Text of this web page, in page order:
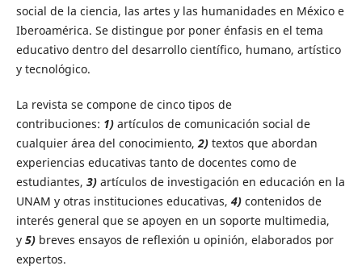
social de la ciencia, las artes y las humanidades en México e
Iberoamérica. Se distingue por poner énfasis en el tema
educativo dentro del desarrollo científico, humano, artístico
y tecnológico.
La revista se compone de cinco tipos de
contribuciones: 1)artículos de comunicación social de
cualquier área del conocimiento,2)textos que abordan
experiencias educativas tanto de docentes como de
estudiantes, 3)artículos de investigación en educación en la
UNAM y otras instituciones educativas, 4)contenidos de
interés general que se apoyen en un soporte multimedia,
y 5)breves ensayos de reflexión u opinión, elaborados por
expertos.